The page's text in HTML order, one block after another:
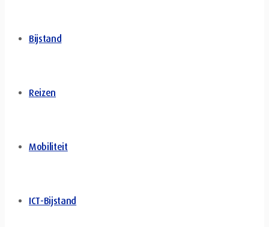
Bijstand
Reizen
Mobiliteit
ICT-Bijstand